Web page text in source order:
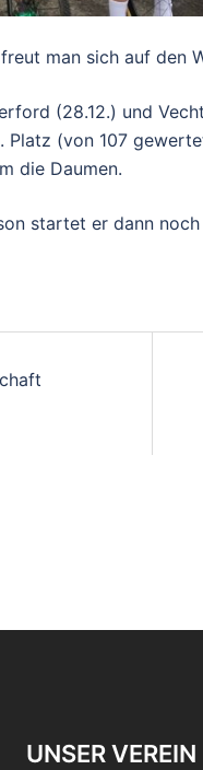
man sich auf den
(28.12.) und
Platz (von 107
die Daumen.
startet er dann
UNSER VEREIN